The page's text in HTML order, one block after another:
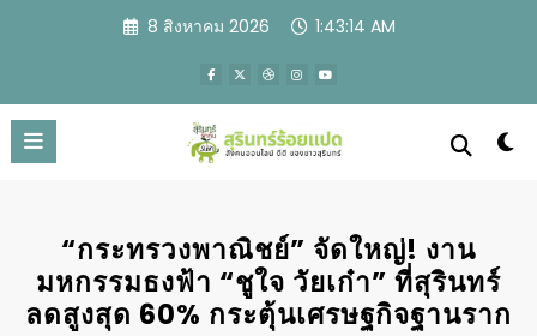
8 สิงหาคม 2026 1:43:16 AM
“กระทรวงพาณิชย์” จัดใหญ่! งาน
มหกรรมธงฟ้า “ชูใจ วัยเก๋า” ที่สุรินทร์
ลดสูงสุด 60% กระตุ้นเศรษฐกิจฐานราก